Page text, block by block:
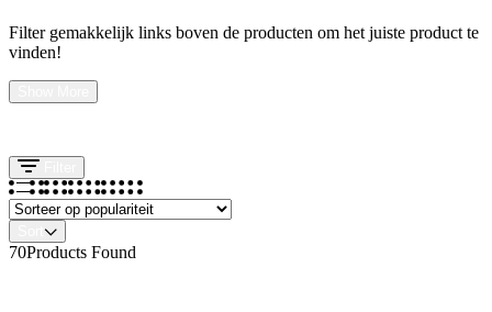
Filter gemakkelijk links boven de producten om het juiste product te
vinden!
70Products Found